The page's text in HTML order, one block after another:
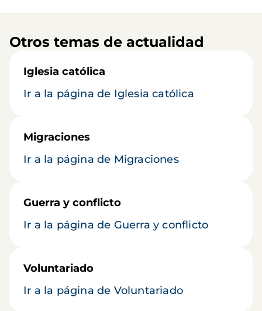
Otros temas de actualidad
Iglesia católica
Ir a la página de Iglesia católica
Migraciones
Ir a la página de Migraciones
Guerra y conflicto
Ir a la página de Guerra y conflicto
Voluntariado
Ir a la página de Voluntariado